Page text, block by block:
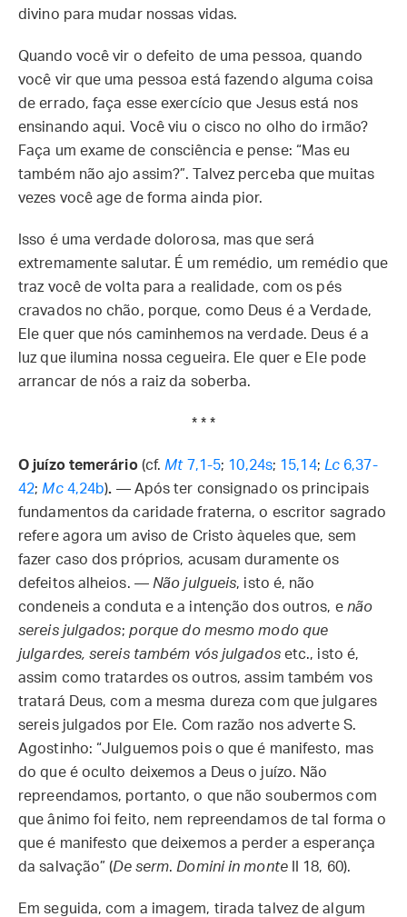
divino para mudar nossas vidas.
Quando você vir o defeito de uma pessoa, quando
você vir que uma pessoa está fazendo alguma coisa
de errado, faça esse exercício que Jesus está nos
ensinando aqui. Você viu o cisco no olho do irmão?
Faça um exame de consciência e pense: “Mas eu
também não ajo assim?”. Talvez perceba que muitas
vezes você age de forma ainda pior.
Isso é uma verdade dolorosa, mas que será
extremamente salutar. É um remédio, um remédio que
traz você de volta para a realidade, com os pés
cravados no chão, porque, como Deus é a Verdade,
Ele quer que nós caminhemos na verdade. Deus é a
luz que ilumina nossa cegueira. Ele quer e Ele pode
arrancar de nós a raiz da soberba.
* * *
O juízo temerário(cf. Mt7,1-5; 10,24s; 15,14; Lc 6,37-
42; Mc4,24b). — Após ter consignado os principais
fundamentos da caridade fraterna, o escritor sagrado
refere agora um aviso de Cristo àqueles que, sem
fazer caso dos próprios, acusam duramente os
defeitos alheios. — Não julgueis, isto é, não
condeneis a conduta e a intenção dos outros, enão
sereis julgados; porque do mesmo modo que
julgardes, sereis também vós julgadosetc., isto é,
assim como tratardes os outros, assim também vos
tratará Deus, com a mesma dureza com que julgares
sereis julgados por Ele. Com razão nos adverte S.
Agostinho: “Julguemos pois o que é manifesto, mas
do que é oculto deixemos a Deus o juízo. Não
repreendamos, portanto, o que não soubermos com
que ânimo foi feito, nem repreendamos de tal forma o
que é manifesto que deixemos a perder a esperança
da salvação” (De serm. Domini in monteII 18, 60).
Em seguida, com a imagem, tirada talvez de algum